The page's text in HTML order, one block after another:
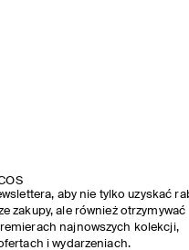
aby nie tylko uzyskać
zakupy, ale również otrzymywać
najnowszych kolekcji,
i wydarzeniach.